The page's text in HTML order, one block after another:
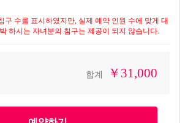
수를 표시하였지만, 실제 예약 인원 수에 맞게 대
하시는 자녀분의 침구는 제공이 되지 않습니다.
합계 ￥31,000